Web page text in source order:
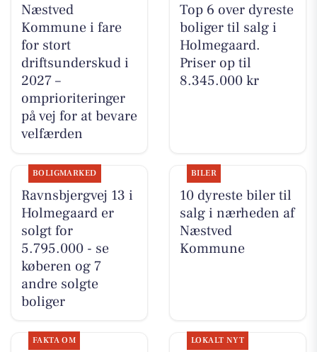
Næstved
Kommune i fare
for stort
driftsunderskud i
2027 –
omprioriteringer
på vej for at bevare
velfærden
Top 6 over dyreste
boliger til salg i
Holmegaard.
Priser op til
8.345.000 kr
BOLIGMARKED
Ravnsbjergvej 13 i
Holmegaard er
solgt for
5.795.000 - se
køberen og 7
andre solgte
boliger
BILER
10 dyreste biler til
salg i nærheden af
Næstved
Kommune
FAKTA OM LOKALT NYT